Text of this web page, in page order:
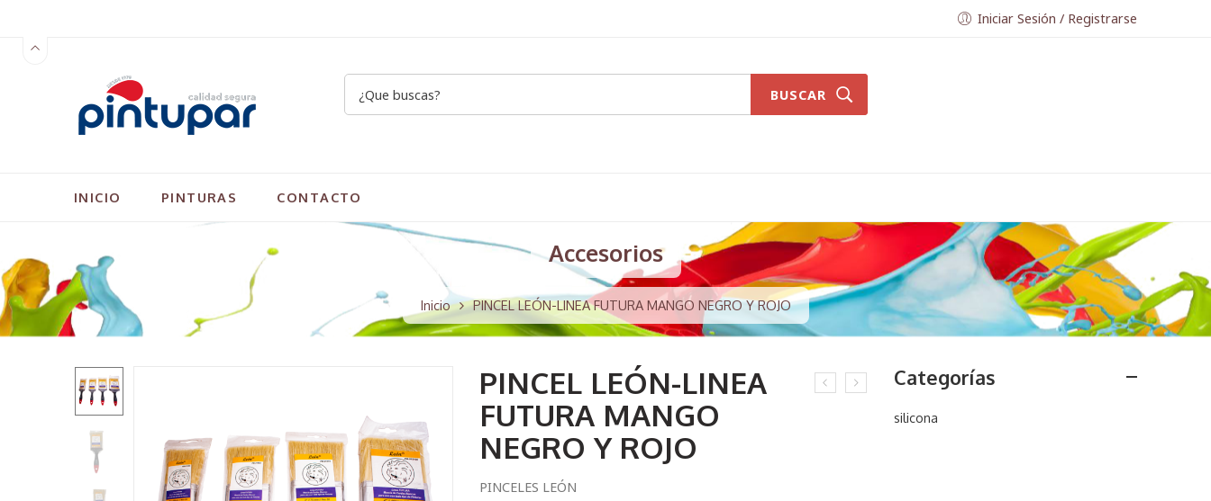
Iniciar Sesión / Registrarse
BUSCAR
INICIO PINTURAS CONTACTO
Accesorios
Inicio PINCEL LEÓN-LINEA FUTURA MANGO NEGRO Y ROJO
PINCEL LEÓN-LINEA
FUTURA MANGO
NEGRO Y ROJO
PINCELES LEÓN
Categorías
silicona